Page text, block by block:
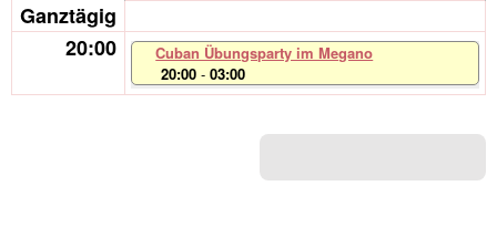
Ganztägig
20:00
Cuban Übungsparty im Megano
20:00 -03:00